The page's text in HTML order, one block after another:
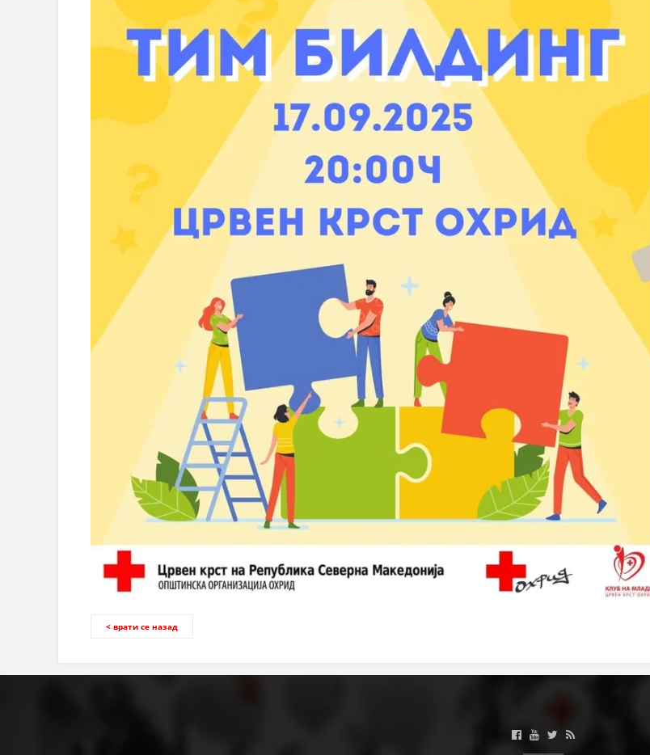
МЕЃУНАРОДНА СОРАБОТКА
ЗНАЧЕЊЕ НА СЛУЖБАТА ЗА БАРАЊЕ
ЗДРАВСТВЕНО ПРЕВЕНТИВНА ДЕЈНОСТ
ПРВА ПОМОШ
КРВОДАРИТЕЛСТВО
ИНФОРМАЦИИ ЗА БОЛЕСТИ
МЕНАЏМЕНТ НА ВОЛОНТЕРИ
ДЕЈСТВУВАЊЕ
ПРИРАЧНИЦИ
СТРАТЕГИИ
ЕДУКАТИВНО ИНФОРМАТИВНИ МАТЕРИЈАЛИ
ПРЕЗЕНТАЦИИ
< врати се назад